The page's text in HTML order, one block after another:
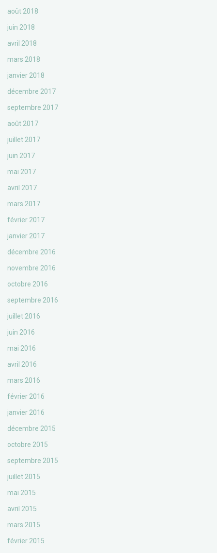
août 2018
juin 2018
avril 2018
mars 2018
janvier 2018
décembre 2017
septembre 2017
août 2017
juillet 2017
juin 2017
mai 2017
avril 2017
mars 2017
février 2017
janvier 2017
décembre 2016
novembre 2016
octobre 2016
septembre 2016
juillet 2016
juin 2016
mai 2016
avril 2016
mars 2016
février 2016
janvier 2016
décembre 2015
octobre 2015
septembre 2015
juillet 2015
mai 2015
avril 2015
mars 2015
février 2015